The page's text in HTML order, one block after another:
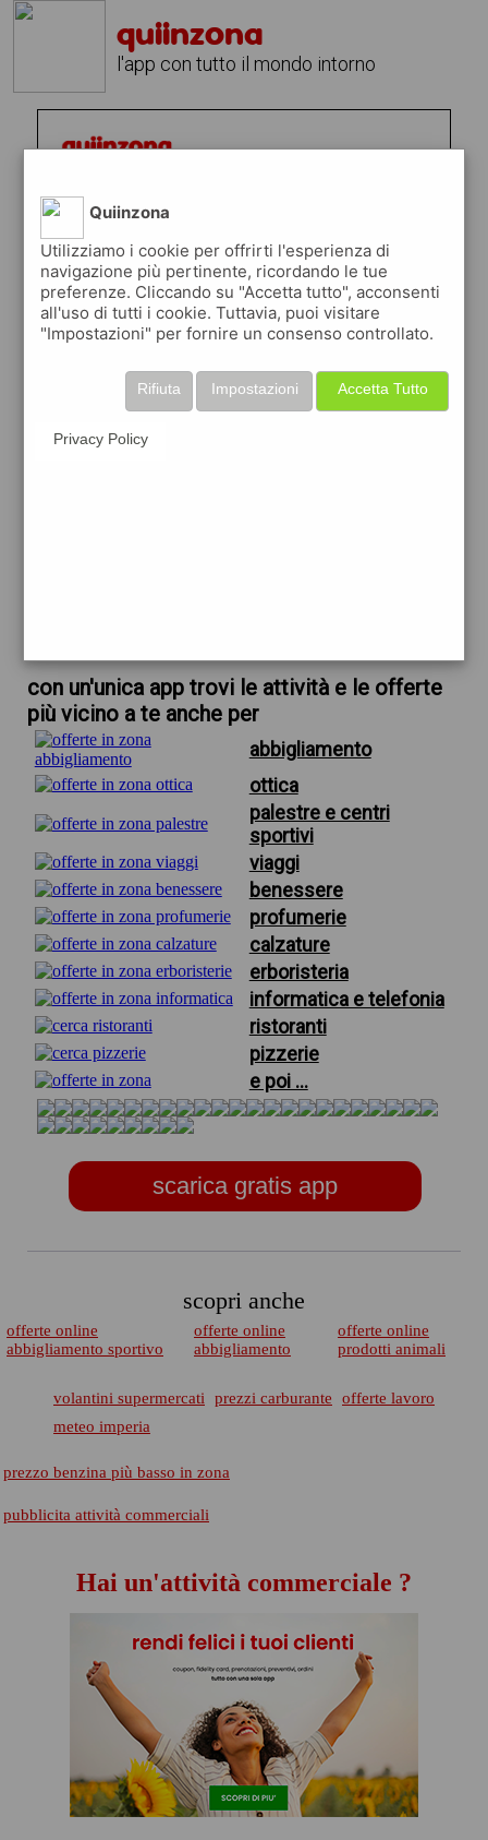
quiinzona
l'app con tutto il mondo intorno
con un'unica app trovi le attività e le offerte
più vicino a te anche per
abbigliamento
ottica
palestre e centri
sportivi
viaggi
benessere
profumerie
calzature
erboristeria
informatica e telefonia
ristoranti
pizzerie
e poi ...
scarica gratis app
scopri anche
offerte online
abbigliamento sportivo
offerte online
abbigliamento
offerte online
prodotti animali
volantini supermercati prezzi carburante
offerte lavoro
meteo imperia
prezzo benzina più basso in zona
pubblicita attività commerciali
Hai un'attività commerciale ?
Quiinzona
Utilizziamo i cookie per offrirti l'esperienza di
navigazione più pertinente, ricordando le tue
preferenze. Cliccando su "Accetta tutto", acconsenti
all'uso di tutti i cookie. Tuttavia, puoi visitare
"Impostazioni" per fornire un consenso controllato.
Accetta Tutto
Impostazioni
Rifiuta
Privacy Policy